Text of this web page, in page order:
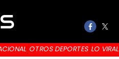
OTROS DEPORTES LO VIRAL